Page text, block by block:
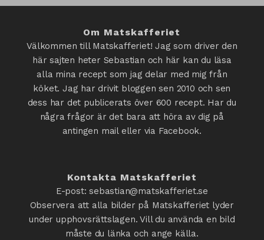
Om Matskafferiet
Välkommen till Matskafferiet! Jag som driver den
här sajten heter Sebastian och här kan du läsa
alla mina recept som jag delar med mig från
köket. Jag har drivit bloggen sen 2010 och sen
dess har det publicerats över 600 recept. Har du
några frågor är det bara att höra av dig på
antingen mail eller via Facebook.
Kontakta Matskafferiet
E-post: sebastian@matskafferiet.se
Observera att alla bilder på Matskafferiet lyder
under upphovsrättslagen. Vill du använda en bild
måste du länka och ange källa.